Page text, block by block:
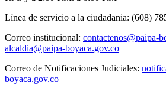
Línea de servicio a la ciudadania: (608)
Correo institucional: contactenos@paipa-
alcaldia@paipa-boyaca.gov.co
Correo de Notificaciones Judiciales:
boyaca.gov.co